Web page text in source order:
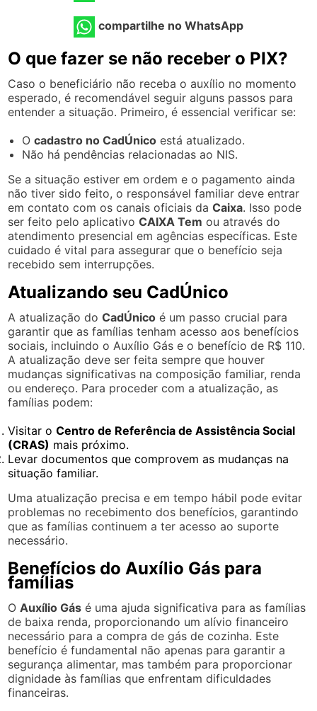
compartilhe no WhatsApp
O que fazer se não receber o PIX?
Caso o beneficiário não receba o auxílio no momento
esperado, é recomendável seguir alguns passos para
entender a situação. Primeiro, é essencial verificar se:
Ocadastro no CadÚnico está atualizado.
Não há pendências relacionadas ao NIS.
Se a situação estiver em ordem e o pagamento ainda
não tiver sido feito, o responsável familiar deve entrar
em contato com os canais oficiais daCaixa. Isso pode
ser feito pelo aplicativoCAIXA Tem ou através do
atendimento presencial em agências específicas. Este
cuidado é vital para assegurar que o benefício seja
recebido sem interrupções.
Atualizando seu CadÚnico
A atualização doCadÚnico é um passo crucial para
garantir que as famílias tenham acesso aos benefícios
sociais, incluindo o Auxílio Gás e o benefício de R$ 110.
A atualização deve ser feita sempre que houver
mudanças significativas na composição familiar, renda
ou endereço. Para proceder com a atualização, as
famílias podem:
Visitar oCentro de Referência de Assistência Social
(CRAS) mais próximo.
Levar documentos que comprovem as mudanças na
situação familiar.
Uma atualização precisa e em tempo hábil pode evitar
problemas no recebimento dos benefícios, garantindo
que as famílias continuem a ter acesso ao suporte
necessário.
Benefícios do Auxílio Gás para
famílias
O Auxílio Gás é uma ajuda significativa para as famílias
de baixa renda, proporcionando um alívio financeiro
necessário para a compra de gás de cozinha. Este
benefício é fundamental não apenas para garantir a
segurança alimentar, mas também para proporcionar
dignidade às famílias que enfrentam dificuldades
financeiras.